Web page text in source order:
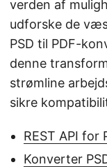
verden af
udforske de
PSD til PDF-
denne
strømline
sikre
REST API for
Konverter